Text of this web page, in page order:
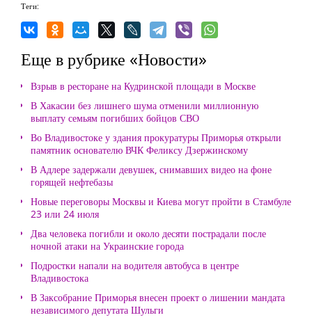
Теги:
Еще в рубрике «Новости»
Взрыв в ресторане на Кудринской площади в Москве
В Хакасии без лишнего шума отменили миллионную
выплату семьям погибших бойцов СВО
Во Владивостоке у здания прокуратуры Приморья открыли
памятник основателю ВЧК Феликсу Дзержинскому
В Адлере задержали девушек, снимавших видео на фоне
горящей нефтебазы
Новые переговоры Москвы и Киева могут пройти в Стамбуле
23 или 24 июля
Два человека погибли и около десяти пострадали после
ночной атаки на Украинские города
Подростки напали на водителя автобуса в центре
Владивостока
В Заксобрание Приморья внесен проект о лишении мандата
независимого депутата Шульги